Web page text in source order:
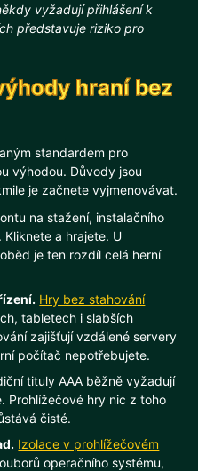
vyžadují přihlášení k
představuje riziko pro
hraní bez
standardem pro
výhodou. Důvody jsou
je začnete vyjmenovávat.
na stažení, instalačního
a hrajete. U
je ten rozdíl celá herní
Hry bez stahování
tabletech i slabších
zajišťují vzdálené servery
počítač nepotřebujete.
tituly AAA běžně vyžadují
Prohlížečové hry nic z toho
čisté.
Izolace v prohlížečovém
operačního systému,